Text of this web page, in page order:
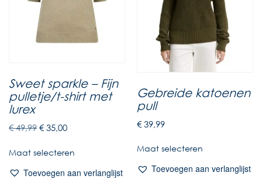
Sweet sparkle – Fijn
pulletje/t-shirt met
lurex
€49,99 €35,00
Maat selecteren
Toevoegen aan verlanglijst
Gebreide katoenen
pull
€ 39,99
Maat selecteren
Toevoegen aan verlanglijst